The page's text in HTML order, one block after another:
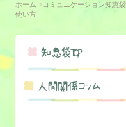
ホーム >コミュニケーション知恵袋
使い方
知恵袋TOP
人間関係コラム